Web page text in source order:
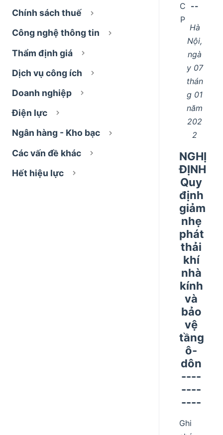
Chính sách thuế
Công nghệ thông tin
Thẩm định giá
Dịch vụ công ích
Doanh nghiệp
Điện lực
Ngân hàng - Kho bạc
Các vấn đề khác
Hết hiệu lực
C
P
--
Hà
Nội,
ngà
y 07
thán
g 01
năm
202
2
NGHỊ
ĐỊNH
Quy
định
giảm
nhẹ
phát
thải
khí
nhà
kính
và
bảo
vệ
tầng
ô-
dôn
----
----
----
Ghi